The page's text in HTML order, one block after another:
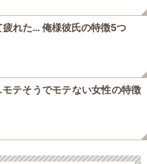
疲れた… 俺様彼氏の特徴5つ
テそうでモテない女性の特徴